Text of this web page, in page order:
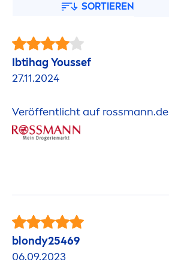
SORTIEREN
Ibtihag Youssef
27.11.2024
Veröffentlicht auf rossmann.de
blondy25469
06.09.2023